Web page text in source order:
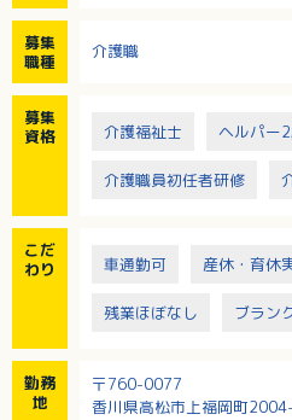
募集
職種
介護職
募集
資格
介護福祉士 ヘルパー
介護職員初任者研修
こだ
わり
車通勤可 産休・育休
残業ほぼなし ブラン
勤務
地
〒760-0077
香川県高松市上福岡町